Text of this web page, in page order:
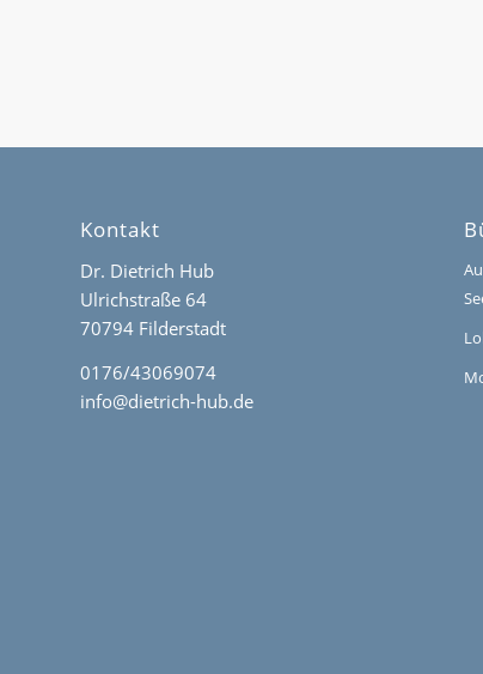
Kontakt
Dr. Dietrich Hub
Ulrichstraße 64
70794 Filderstadt
0176/43069074
info@dietrich-hub.de